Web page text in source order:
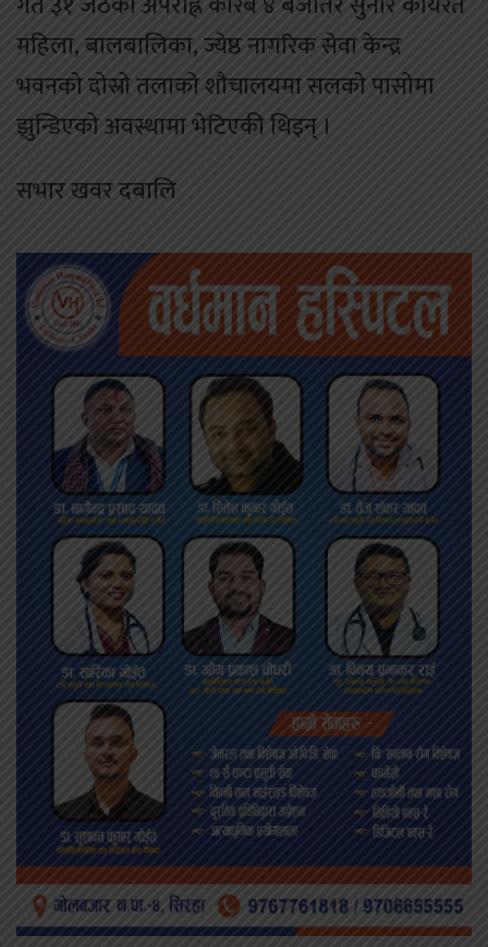
महिला, बालबालिका, ज्येष्ठ नागरिक सेवा केन्द्र
भवनको दोस्रो तलाको शौचालयमा सलको पासोमा
झुन्डिएको अवस्थामा भेटिएकी थिइन् ।
सभार खवर दबालि